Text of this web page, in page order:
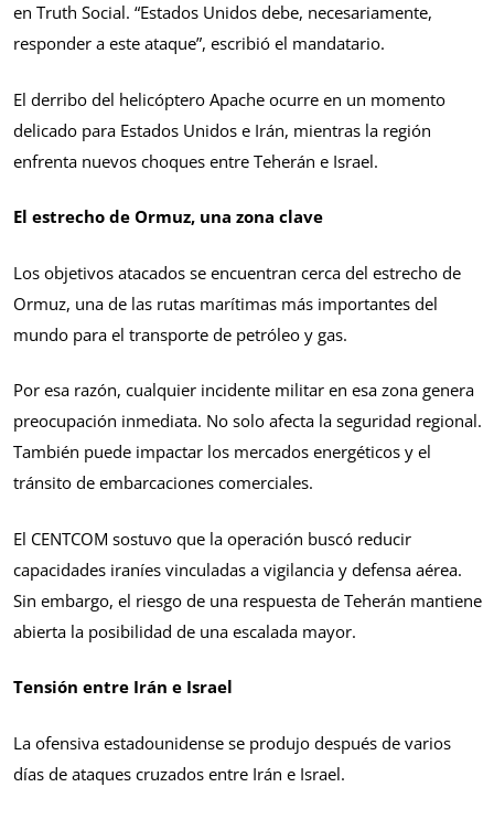
en Truth Social. “Estados Unidos debe, necesariamente,
responder a este ataque”, escribió el mandatario.
El derribo del helicóptero Apache ocurre en un momento
delicado para Estados Unidos e Irán, mientras la región
enfrenta nuevos choques entre Teherán e Israel.
El estrecho de Ormuz, una zona clave
Los objetivos atacados se encuentran cerca del estrecho de
Ormuz, una de las rutas marítimas más importantes del
mundo para el transporte de petróleo y gas.
Por esa razón, cualquier incidente militar en esa zona genera
preocupación inmediata. No solo afecta la seguridad regional.
También puede impactar los mercados energéticos y el
tránsito de embarcaciones comerciales.
El CENTCOM sostuvo que la operación buscó reducir
capacidades iraníes vinculadas a vigilancia y defensa aérea.
Sin embargo, el riesgo de una respuesta de Teherán mantiene
abierta la posibilidad de una escalada mayor.
Tensión entre Irán e Israel
La ofensiva estadounidense se produjo después de varios
días de ataques cruzados entre Irán e Israel.